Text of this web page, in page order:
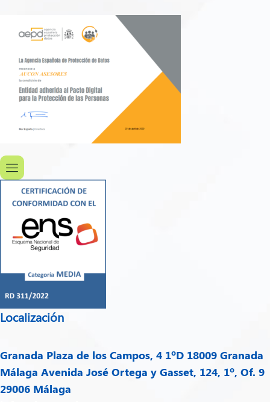
Localización
Granada Plaza de los Campos, 4 1ºD 18009 Granada
Málaga Avenida José Ortega y Gasset, 124, 1º, Of. 9
29006 Málaga